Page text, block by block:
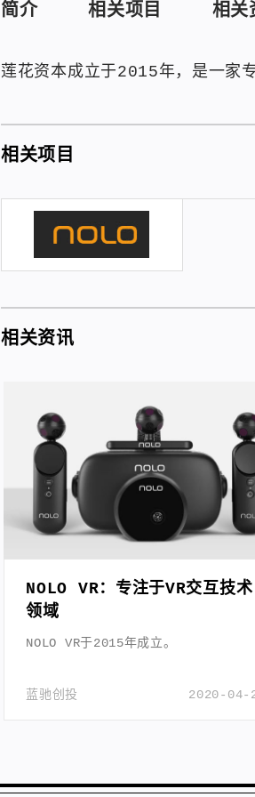
简介 相关项目 相关
莲花资本成立于2015年，是一家
相关项目
相关资讯
NOLO VR：专注于VR交互技术
领域
NOLO VR于2015年成立。
2020-04-
蓝驰创投